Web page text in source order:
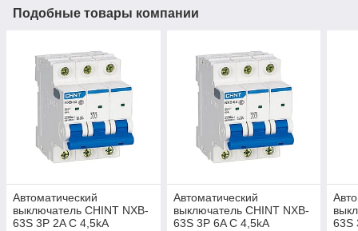
Подобные товары компании
Автоматический
выключатель CHINT NXB-
63S 3P 2A C 4,5kA
Автоматический
выключатель CHINT NXB-
63S 3P 6A C 4,5kA
63S